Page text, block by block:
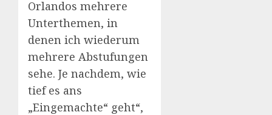
Orlandos mehrere
Unterthemen, in
denen ich wiederum
mehrere Abstufungen
sehe. Je nachdem, wie
tief es ans
„Eingemachte“ geht“,